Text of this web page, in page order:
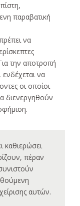
παραβατική
να
την αποτροπή
να
οι οποίοι
διενεργηθούν
καθιερώσει
πέραν
αυτών.